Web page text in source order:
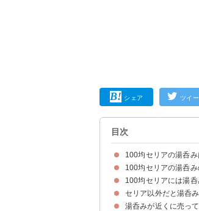
シェア ツイー
目次
100均セリアの湯呑み
100均セリアの湯呑み
100均セリアの湯呑み
100均セリアの湯呑み
100均セリアの湯呑
100均セリアには湯
①湯呑み 寿司(税込
②湯呑み 段彫り(税込
③四葉のクローバー湯
セリア以外だと湯呑
セリア以外の湯呑み
おすすめ①ニトリ｜寿
おすすめ②ダイソー｜
おすすめ③キャンドゥ
湯呑みが近くに売っ